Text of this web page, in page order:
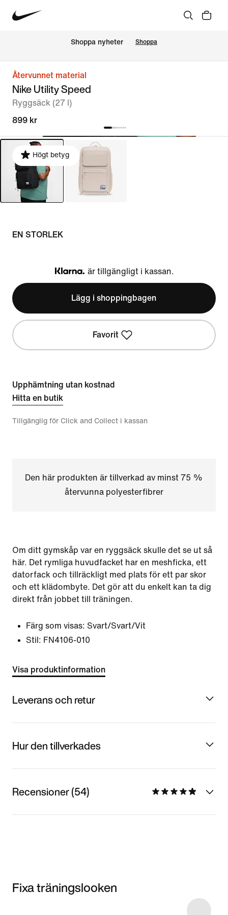
Shoppa nyheter Shoppa
Återvunnet material
Nike Utility Speed
Ryggsäck (27 l)
899 kr
Högt betyg
EN STORLEK
Klarna
är tillgängligt i kassan.
Lägg i shoppingbagen
Favorit
Upphämtning utan kostnad
Hitta en butik
Tillgänglig för Click and Collect i kassan
Den här produkten är tillverkad av minst 75 %
återvunna polyesterfibrer
Om ditt gymskåp var en ryggsäck skulle det se ut så
här. Det rymliga huvudfacket har en meshficka, ett
datorfack och tillräckligt med plats för ett par skor
och ett klädombyte. Det gör att du enkelt kan ta dig
direkt från jobbet till träningen.
Färg som visas: Svart/Svart/Vit
Stil: FN4106-010
Visa produktinformation
Leverans och retur
Hur den tillverkades
Recensioner (54)
Fixa träningslooken